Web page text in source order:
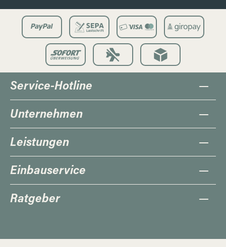
Service-Hotline
Unternehmen
Leistungen
Einbauservice
Ratgeber